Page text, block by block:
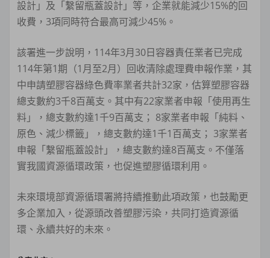
設計」及「繫留瓶蓋設計」等，企業就能減少15%的回
收費，3項同時符合最高可減少45%。
該署進一步說明，114年3月30日容器責任業者已完成
114年第1期（1月至2月）回收清除處理費申報作業，其
中申請塑膠容器綠色費率業者共計32家，估算塑膠容器
總支數約3千8百萬支。其中有22家業者申報「使用再生
料」，總支數約達1千9百萬支； 8家業者申報「純料、
原色、減少標籤」，總支數約達1千1百萬支； 3家業者
申報「繫留瓶蓋設計」，總支數約達8百萬支。不僅落
實我國資源循環政策，也促進塑膠循環利用。
未來環境部資源循環署將持續推動此項政策，也鼓勵更
多企業加入，從源頭改善塑膠污染，共同打造資源循
環、永續共好的未來。